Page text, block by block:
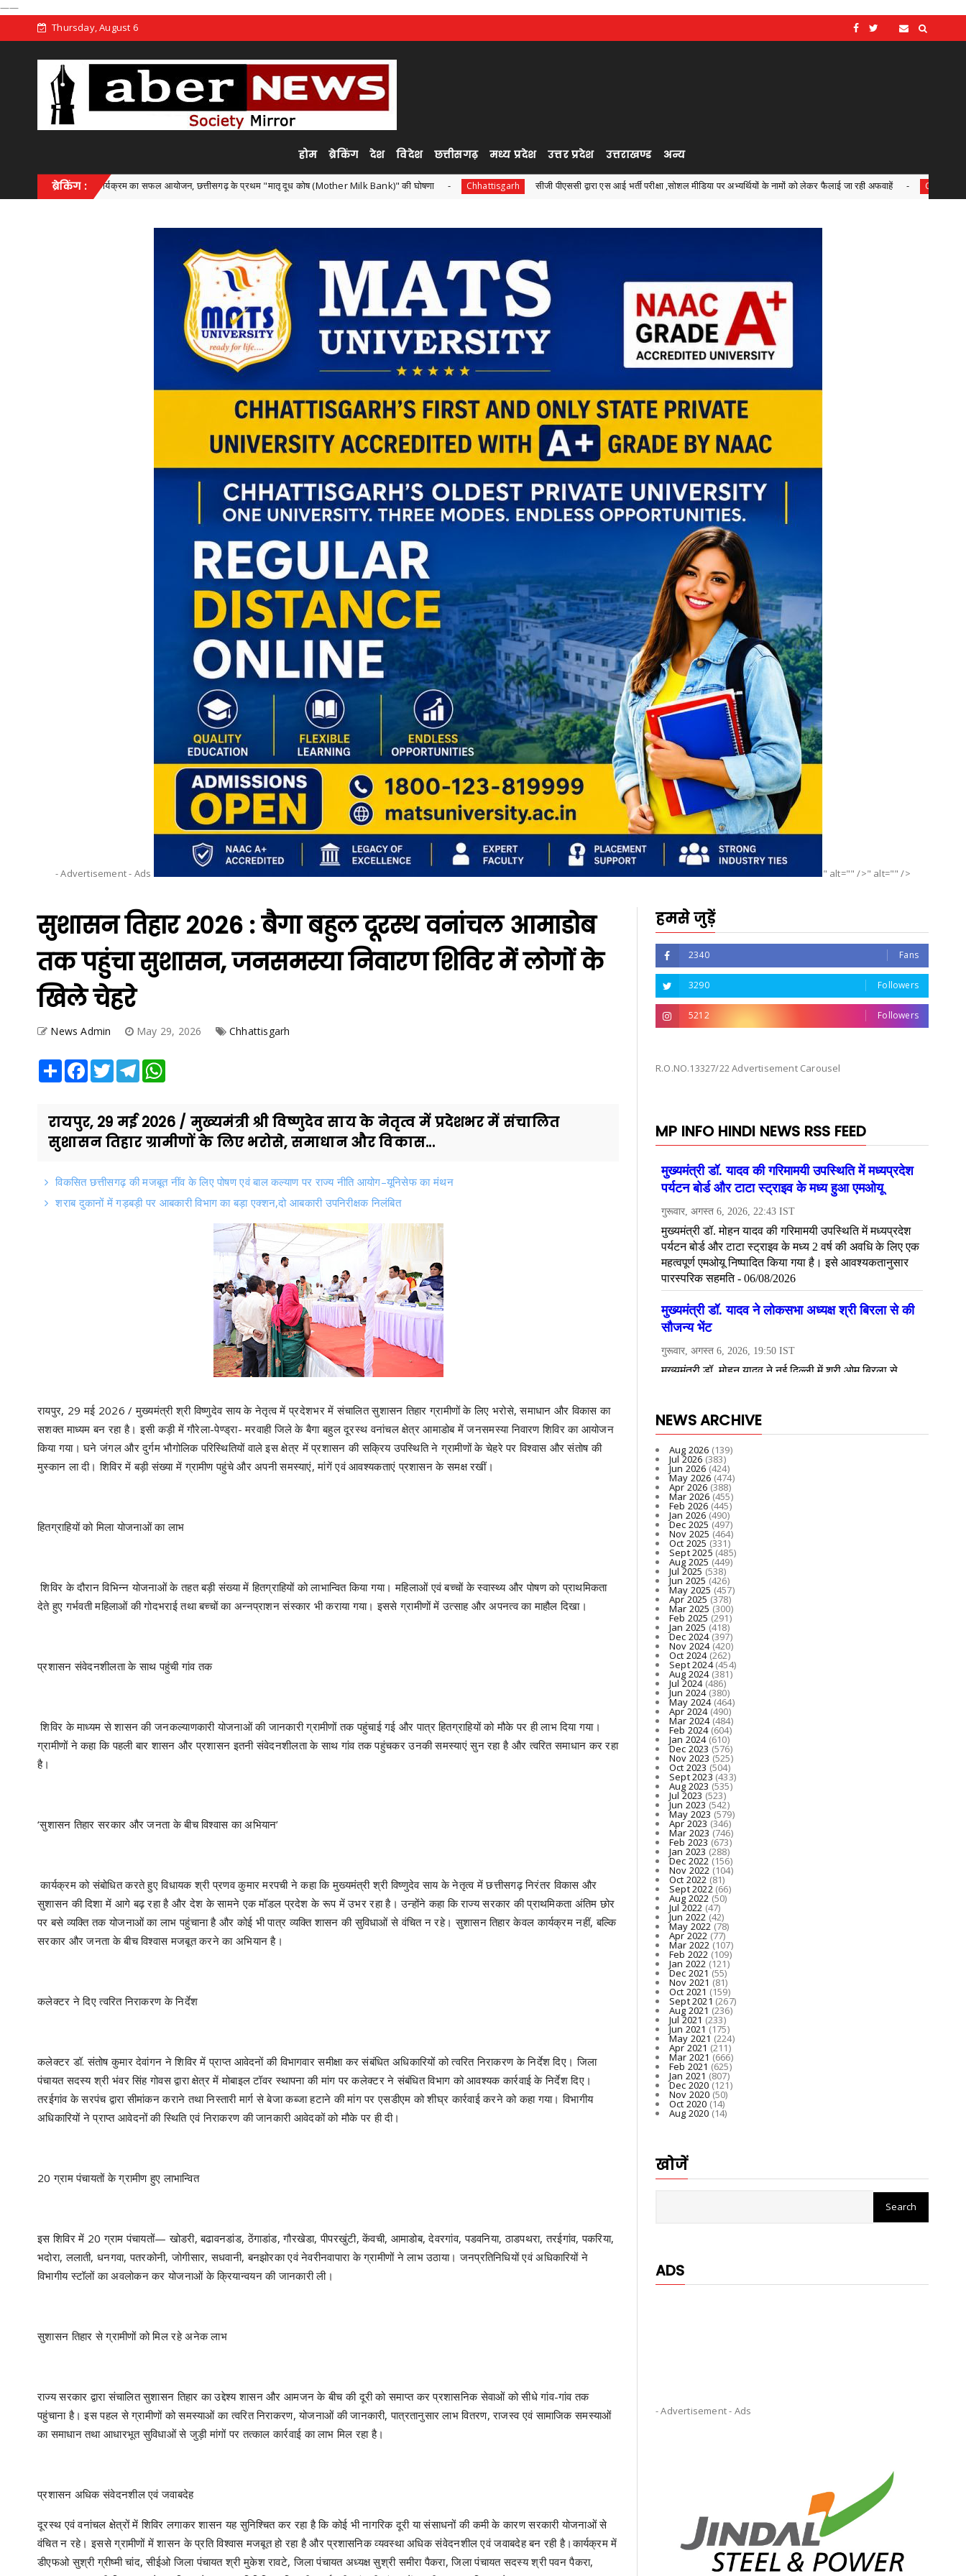
——
Thursday, August 6
होम ब्रेकिंग देश विदेश छत्तीसगढ़ मध्य प्रदेश उत्तर प्रदेश उत्तराखण्ड अन्य
ब्रेकिंग :
स्तरीय कार्यक्रम का सफल आयोजन, छत्तीसगढ़ के प्रथम "मातृ दूध कोष (Mother Milk Bank)" की घोषणा Chhattisgarh सीजी पीएससी द्वारा एस आई भर्ती परीक्षा ,सोशल मीडिया पर अभ्यर्थियों के नामों को लेकर फैलाई जा रही अफवाहें Chhattisgarh जरूरतमंदों
- Advertisement - Ads " alt="" />" alt="" />
सुशासन तिहार 2026 : बैगा बहुल दूरस्थ वनांचल आमाडोब
तक पहुंचा सुशासन, जनसमस्या निवारण शिविर में लोगों के
खिले चेहरे
News Admin May 29, 2026 Chhattisgarh
Share Facebook
TwitterTelegram
रायपुर, 29 मई 2026 / मुख्यमंत्री श्री विष्णुदेव साय के नेतृत्व में प्रदेशभर में संचालित
सुशासन तिहार ग्रामीणों के लिए भरोसे, समाधान और विकास...
विकसित छत्तीसगढ़ की मजबूत नींव के लिए पोषण एवं बाल कल्याण पर राज्य नीति आयोग–यूनिसेफ का मंथन
शराब दुकानों में गड़बड़ी पर आबकारी विभाग का बड़ा एक्शन,दो आबकारी उपनिरीक्षक निलंबित
रायपुर, 29 मई 2026 / मुख्यमंत्री श्री विष्णुदेव साय के नेतृत्व में प्रदेशभर में संचालित सुशासन तिहार ग्रामीणों के लिए भरोसे, समाधान और विकास का
सशक्त माध्यम बन रहा है। इसी कड़ी में गौरेला-पेण्ड्रा- मरवाही जिले के बैगा बहुल दूरस्थ वनांचल क्षेत्र आमाडोब में जनसमस्या निवारण शिविर का आयोजन
किया गया। घने जंगल और दुर्गम भौगोलिक परिस्थितियों वाले इस क्षेत्र में प्रशासन की सक्रिय उपस्थिति ने ग्रामीणों के चेहरे पर विश्वास और संतोष की
मुस्कान ला दी। शिविर में बड़ी संख्या में ग्रामीण पहुंचे और अपनी समस्याएं, मांगें एवं आवश्यकताएं प्रशासन के समक्ष रखीं।
हितग्राहियों को मिला योजनाओं का लाभ
शिविर के दौरान विभिन्न योजनाओं के तहत बड़ी संख्या में हितग्राहियों को लाभान्वित किया गया। महिलाओं एवं बच्चों के स्वास्थ्य और पोषण को प्राथमिकता
देते हुए गर्भवती महिलाओं की गोदभराई तथा बच्चों का अन्नप्राशन संस्कार भी कराया गया। इससे ग्रामीणों में उत्साह और अपनत्व का माहौल दिखा।
प्रशासन संवेदनशीलता के साथ पहुंची गांव तक
शिविर के माध्यम से शासन की जनकल्याणकारी योजनाओं की जानकारी ग्रामीणों तक पहुंचाई गई और पात्र हितग्राहियों को मौके पर ही लाभ दिया गया।
ग्रामीणों ने कहा कि पहली बार शासन और प्रशासन इतनी संवेदनशीलता के साथ गांव तक पहुंचकर उनकी समस्याएं सुन रहा है और त्वरित समाधान कर रहा
है।
‘सुशासन तिहार सरकार और जनता के बीच विश्वास का अभियान’
कार्यक्रम को संबोधित करते हुए विधायक श्री प्रणव कुमार मरपची ने कहा कि मुख्यमंत्री श्री विष्णुदेव साय के नेतृत्व में छत्तीसगढ़ निरंतर विकास और
सुशासन की दिशा में आगे बढ़ रहा है और देश के सामने एक मॉडल प्रदेश के रूप में उभर रहा है। उन्होंने कहा कि राज्य सरकार की प्राथमिकता अंतिम छोर
पर बसे व्यक्ति तक योजनाओं का लाभ पहुंचाना है और कोई भी पात्र व्यक्ति शासन की सुविधाओं से वंचित न रहे। सुशासन तिहार केवल कार्यक्रम नहीं, बल्कि
सरकार और जनता के बीच विश्वास मजबूत करने का अभियान है।
कलेक्टर ने दिए त्वरित निराकरण के निर्देश
कलेक्टर डॉ. संतोष कुमार देवांगन ने शिविर में प्राप्त आवेदनों की विभागवार समीक्षा कर संबंधित अधिकारियों को त्वरित निराकरण के निर्देश दिए। जिला
पंचायत सदस्य श्री भंवर सिंह गोवस द्वारा क्षेत्र में मोबाइल टॉवर स्थापना की मांग पर कलेक्टर ने संबंधित विभाग को आवश्यक कार्रवाई के निर्देश दिए।
तरईगांव के सरपंच द्वारा सीमांकन कराने तथा निस्तारी मार्ग से बेजा कब्जा हटाने की मांग पर एसडीएम को शीघ्र कार्रवाई करने को कहा गया। विभागीय
अधिकारियों ने प्राप्त आवेदनों की स्थिति एवं निराकरण की जानकारी आवेदकों को मौके पर ही दी।
20 ग्राम पंचायतों के ग्रामीण हुए लाभान्वित
इस शिविर में 20 ग्राम पंचायतों— खोडरी, बढावनडांड, ठेंगाडांड, गौरखेडा, पीपरखुंटी, केंवची, आमाडोब, देवरगांव, पडवनिया, ठाडपथरा, तरईगांव, पकरिया,
भदोरा, ललाती, धनगवा, पतरकोनी, जोगीसार, सधवानी, बनझोरका एवं नेवरीनवापारा के ग्रामीणों ने लाभ उठाया। जनप्रतिनिधियों एवं अधिकारियों ने
विभागीय स्टॉलों का अवलोकन कर योजनाओं के क्रियान्वयन की जानकारी ली।
सुशासन तिहार से ग्रामीणों को मिल रहे अनेक लाभ
राज्य सरकार द्वारा संचालित सुशासन तिहार का उद्देश्य शासन और आमजन के बीच की दूरी को समाप्त कर प्रशासनिक सेवाओं को सीधे गांव-गांव तक
पहुंचाना है। इस पहल से ग्रामीणों को समस्याओं का त्वरित निराकरण, योजनाओं की जानकारी, पात्रतानुसार लाभ वितरण, राजस्व एवं सामाजिक समस्याओं
का समाधान तथा आधारभूत सुविधाओं से जुड़ी मांगों पर तत्काल कार्रवाई का लाभ मिल रहा है।
प्रशासन अधिक संवेदनशील एवं जवाबदेह
दूरस्थ एवं वनांचल क्षेत्रों में शिविर लगाकर शासन यह सुनिश्चित कर रहा है कि कोई भी नागरिक दूरी या संसाधनों की कमी के कारण सरकारी योजनाओं से
वंचित न रहे। इससे ग्रामीणों में शासन के प्रति विश्वास मजबूत हो रहा है और प्रशासनिक व्यवस्था अधिक संवेदनशील एवं जवाबदेह बन रही है।कार्यक्रम में
डीएफओ सुश्री ग्रीष्मी चांद, सीईओ जिला पंचायत श्री मुकेश रावटे, जिला पंचायत अध्यक्ष सुश्री समीरा पैकरा, जिला पंचायत सदस्य श्री पवन पैकरा,
हमसे जुड़ें
2340 Fans
3290 Followers
5212 Followers
R.O.NO.13327/22 Advertisement Carousel
MP INFO HINDI NEWS RSS FEED
NEWS ARCHIVE
Aug 2026 (139)
Jul 2026 (383)
Jun 2026(424)
May 2026(474)
Apr 2026 (388)
Mar 2026(455)
Feb 2026 (445)
Jan 2026 (490)
Dec 2025(497)
Nov 2025 (464)
Oct 2025 (331)
Sept 2025 (485)
Aug 2025 (449)
Jul 2025 (538)
Jun 2025(426)
May 2025(457)
Apr 2025 (378)
Mar 2025 (300)
Feb 2025 (291)
Jan 2025 (418)
Dec 2024(397)
Nov 2024(420)
Oct 2024(262)
Sept 2024(454)
Aug 2024(381)
Jul 2024(486)
Jun 2024(380)
May 2024(464)
Apr 2024(490)
Mar 2024(484)
Feb 2024(604)
Jan 2024(610)
Dec 2023(576)
Nov 2023 (525)
Oct 2023 (504)
Sept 2023 (433)
Aug 2023 (535)
Jul 2023 (523)
Jun 2023(542)
May 2023(579)
Apr 2023 (346)
Mar 2023 (746)
Feb 2023 (673)
Jan 2023 (288)
Dec 2022(156)
Nov 2022 (104)
Oct 2022 (81)
Sept 2022(66)
Aug 2022 (50)
Jul 2022 (47)
Jun 2022(42)
May 2022(78)
Apr 2022 (77)
Mar 2022(107)
Feb 2022 (109)
Jan 2022 (121)
Dec 2021 (55)
Nov 2021 (81)
Oct 2021 (159)
Sept 2021 (267)
Aug 2021 (236)
Jul 2021 (233)
Jun 2021(175)
May 2021(224)
Apr 2021 (211)
Mar 2021 (666)
Feb 2021 (625)
Jan 2021 (807)
Dec 2020(121)
Nov 2020 (50)
Oct 2020 (14)
Aug 2020(14)
खोजें
ADS
- Advertisement - Ads